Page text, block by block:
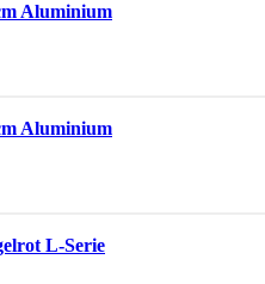
Aluminium
Aluminium
L-Serie